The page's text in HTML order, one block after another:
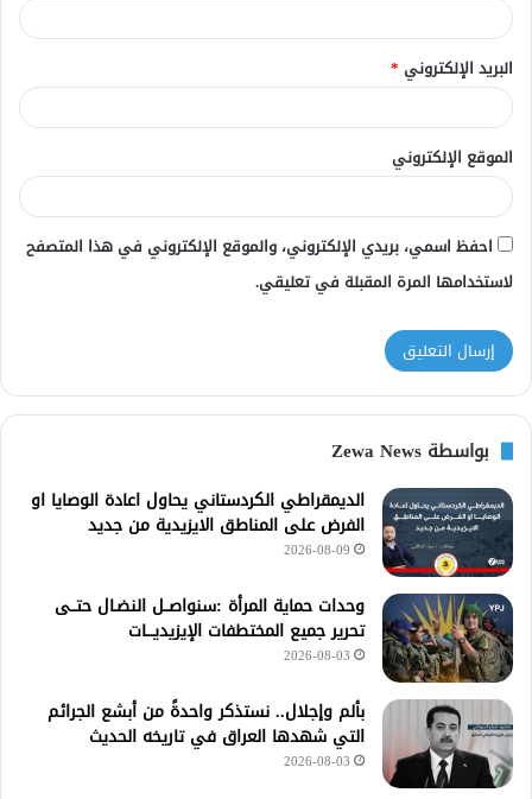
البريد الإلكتروني *
الموقع الإلكتروني
احفظ اسمي، بريدي الإلكتروني، والموقع الإلكتروني في هذا المتصفح
لاستخدامها المرة المقبلة في تعليقي.
بواسطة Zewa News
الديمقراطي الكردستاني يحاول اعادة الوصايا او
الفرض على المناطق الايزيدية من جديد
2026-08-09
وحدات حماية المرأة :سنواصــل النضـال حتــى
تحرير جميع المختطفات الإيزيديـــات
2026-08-03
بألم وإجلال.. نستذكر واحدةً من أبشع الجرائم
التي شهدها العراق في تاريخه الحديث
2026-08-03